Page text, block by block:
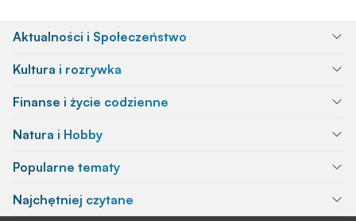
Aktualności i Społeczeństwo
Kultura i rozrywka
Finanse i życie codzienne
Natura i Hobby
Popularne tematy
Najchętniej czytane